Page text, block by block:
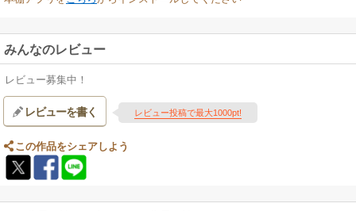
みんなのレビュー
レビュー募集中！
レビューを書く レビュー投稿で最大1000pt!
この作品をシェアしよう